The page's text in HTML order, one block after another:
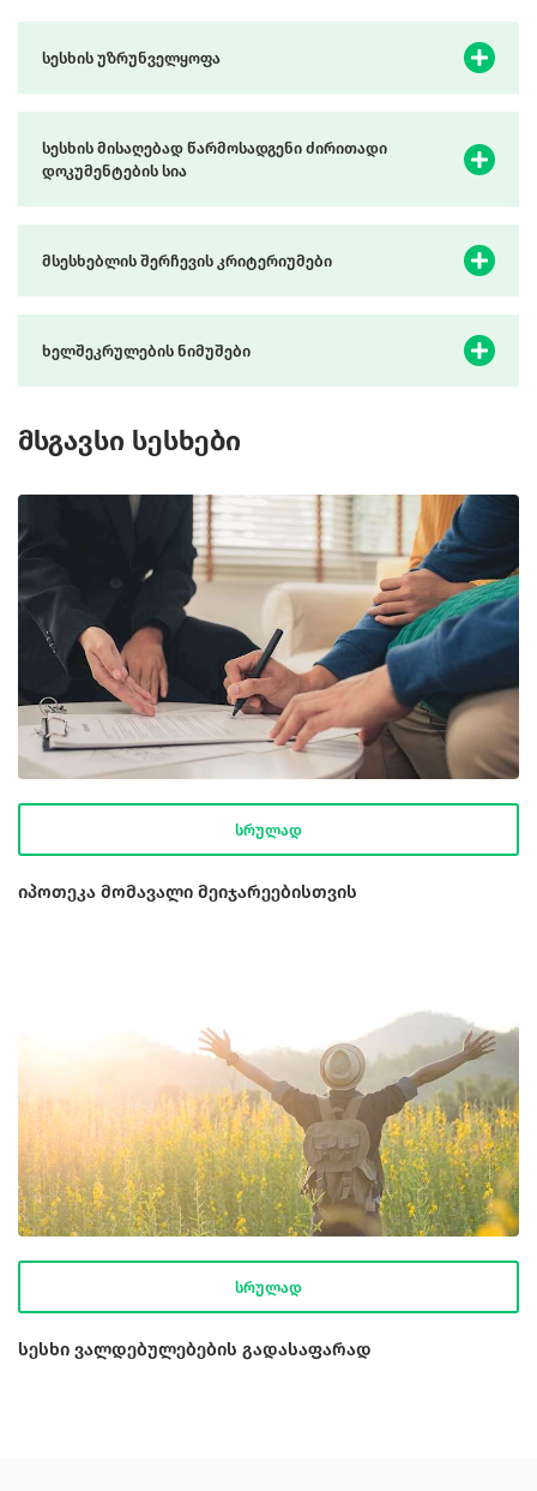
სესხის უზრუნველყოფა
სესხის მისაღებად წარმოსადგენი ძირითადი
დოკუმენტების სია
მსესხებლის შერჩევის კრიტერიუმები
ხელშეკრულების ნიმუშები
მსგავსი სესხები
სრულად
იპოთეკა მომავალი მეიჯარეებისთვის
სრულად
სესხი ვალდებულებების გადასაფარად